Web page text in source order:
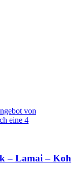
von
eine 4
– Lamai – Koh